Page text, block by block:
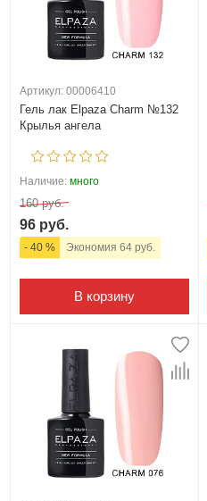
Артикул: 00006410
Гель лак Elpaza Charm №132
Крылья ангела
Наличие: много
160 руб.
96 руб.
- 40 % Экономия 64 руб.
В корзину